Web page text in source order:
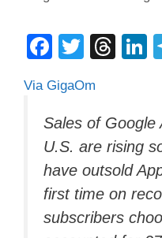
F
c
e
b
o
o
k
T
tt
er
T
a
d
s
e
n
Via GigaOm
Sales of Google
U.S. are rising
have outsold
first time on
subscribers